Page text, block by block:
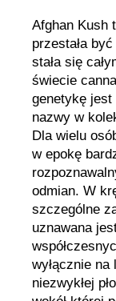
Afghan Kush
przestała
stała się
świecie
genetykę jest
nazwy w
Dla wielu
w epokę
odmian. W
szczególne
uznawana
wyłącznie
niezwykłej